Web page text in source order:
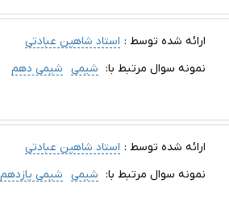
ارائه شده توسط : استاد شاهین عبادتی
نمونه سوال مرتبط با: شیمی
شیمی دهم
ارائه شده توسط : استاد شاهین عبادتی
نمونه سوال مرتبط با: شیمی
شیمی یازدهم